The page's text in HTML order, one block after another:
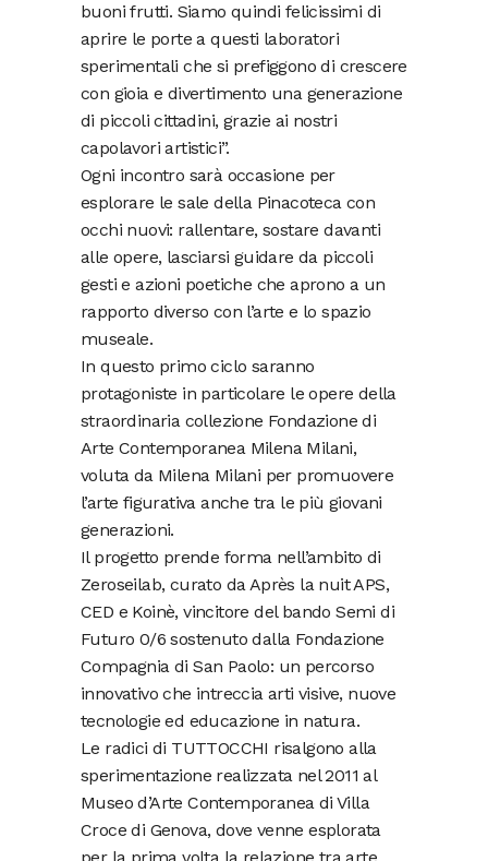
buoni frutti. Siamo quindi felicissimi di
aprire le porte a questi laboratori
sperimentali che si prefiggono di crescere
con gioia e divertimento una generazione
di piccoli cittadini, grazie ai nostri
capolavori artistici”.
Ogni incontro sarà occasione per
esplorare le sale della Pinacoteca con
occhi nuovi: rallentare, sostare davanti
alle opere, lasciarsi guidare da piccoli
gesti e azioni poetiche che aprono a un
rapporto diverso con l’arte e lo spazio
museale.
In questo primo ciclo saranno
protagoniste in particolare le opere della
straordinaria collezione Fondazione di
Arte Contemporanea Milena Milani,
voluta da Milena Milani per promuovere
l’arte figurativa anche tra le più giovani
generazioni.
Il progetto prende forma nell’ambito di
Zeroseilab, curato da Après la nuit APS,
CED e Koinè, vincitore del bando Semi di
Futuro 0/6 sostenuto dalla Fondazione
Compagnia di San Paolo: un percorso
innovativo che intreccia arti visive, nuove
tecnologie ed educazione in natura.
Le radici di TUTTOCCHI risalgono alla
sperimentazione realizzata nel 2011 al
Museo d’Arte Contemporanea di Villa
Croce di Genova, dove venne esplorata